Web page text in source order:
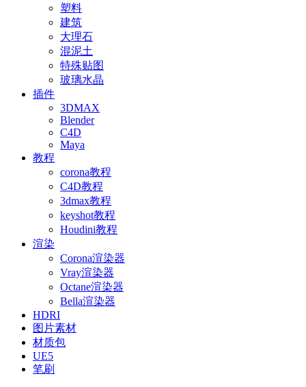
塑料
建筑
大理石
混泥土
特殊贴图
玻璃水晶
插件
3DMAX
Blender
C4D
Maya
教程
corona教程
C4D教程
3dmax教程
keyshot教程
Houdini教程
渲染
Corona渲染器
Vray渲染器
Octane渲染器
Bella渲染器
HDRI
图片素材
材质包
UE5
笔刷